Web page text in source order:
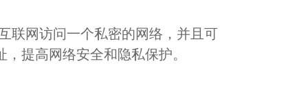
联网访问一个私密的网络，并且可
提高网络安全和隐私保护。